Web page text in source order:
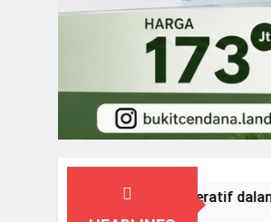
Kooperatif dalam Kasus